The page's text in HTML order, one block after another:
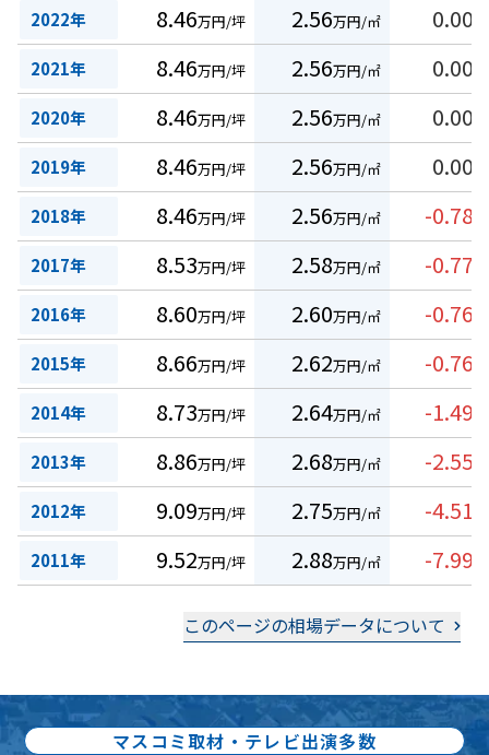
2022年 8.46万円/坪 2.56万円/㎡ 0.00
2021年 8.46万円/坪 2.56万円/㎡ 0.00
2020年 8.46万円/坪 2.56万円/㎡ 0.00
2019年 8.46万円/坪 2.56万円/㎡ 0.00
2018年 8.46万円/坪 2.56万円/㎡ -0.78
2017年 8.53万円/坪 2.58万円/㎡ -0.77
2016年 8.60万円/坪 2.60万円/㎡ -0.76
2015年 8.66万円/坪 2.62万円/㎡ -0.76
2014年 8.73万円/坪 2.64万円/㎡ -1.49
2013年 8.86万円/坪 2.68万円/㎡ -2.55
2012年 9.09万円/坪 2.75万円/㎡ -4.51
2011年 9.52万円/坪 2.88万円/㎡ -7.99
このページの相場データについて
マスコミ取材・テレビ出演多数